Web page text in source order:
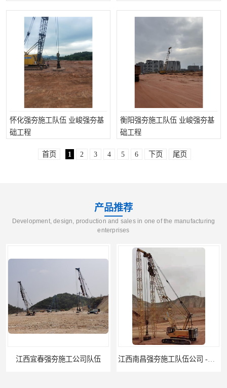
怀化强夯施工队伍 业峻强夯基
础工程
衡阳强夯施工队伍 业峻强夯基
础工程
首页 1 2 3 4 5 6 下页 尾页
产品推荐
Development, design, production and sales in one of the manufacturing
enterprises
江西宜春强夯施工公司队伍